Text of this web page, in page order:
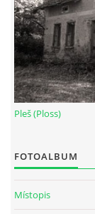
Pleš (Ploss)
FOTOALBUM
Místopis